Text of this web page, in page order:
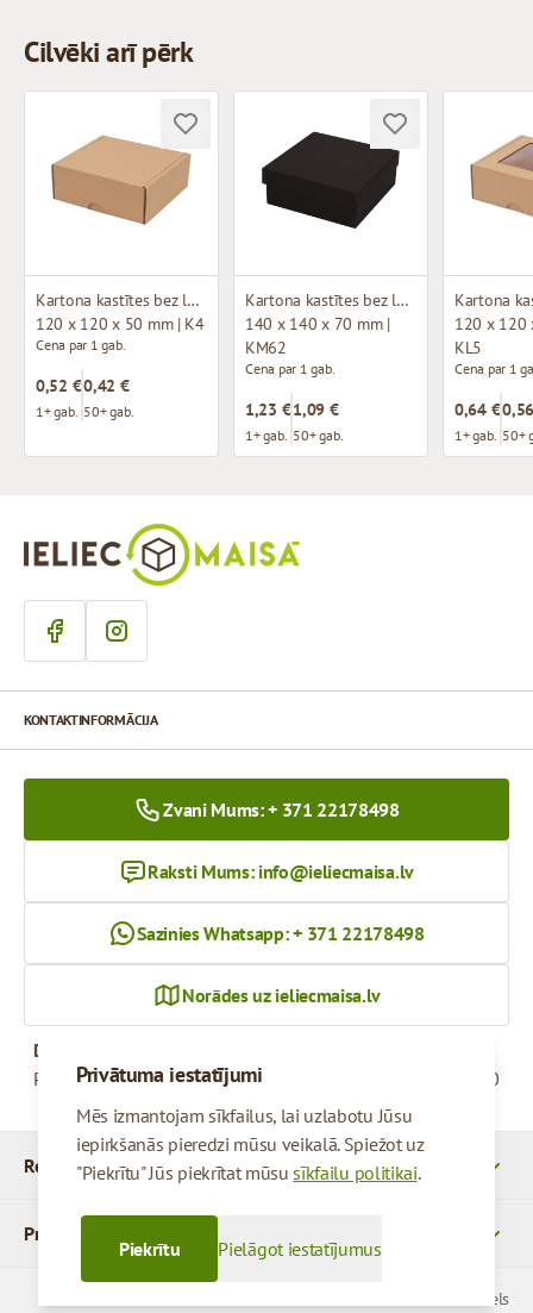
Cilvēki arī pērk
Kartona kastītes bez loga (mikrogofras)
120 x 120 x 50 mm | K4
Cena par 1 gab.
0,52 €
1+ gab.
0,42 €
50+ gab.
Kartona kastītes bez loga (mikrogofras)
140 x 140 x 70 mm |
KM62
Cena par 1 gab.
1,23 €
1+ gab.
1,09 €
50+ gab.
120 x 120
KL5
Cena par 1
0,64 €
1+ gab. 50+
Privātuma iestatījumi
Mēs izmantojam sīkfailus, lai uzlabotu Jūsu
iepirkšanās pieredzi mūsu veikalā. Spiežot uz
"Piekrītu" Jūs piekrītat mūsusīkfailu politikai.
Pielāgot iestatījumus
Piekrītu
Rekvizīti
Produkti
KONTAKTINFORMĀCIJA
Zvani Mums: + 371 22178498
Raksti Mums: info@ieliecmaisa.lv
Sazinies Whatsapp: + 371 22178498
Norādes uz ieliecmaisa.lv
Darba Laiks
Pirmdiena - Piektdiena
09:00 - 17:00
© 2026 SIA Parcels